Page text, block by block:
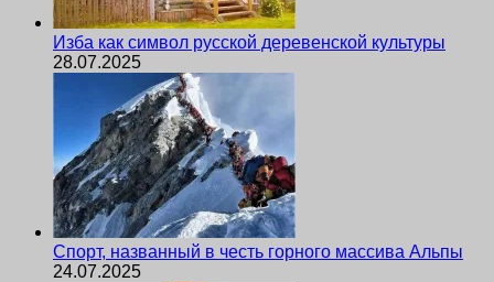
Изба как символ русской деревенской культуры
28.07.2025
Спорт, названный в честь горного массива Альпы
24.07.2025